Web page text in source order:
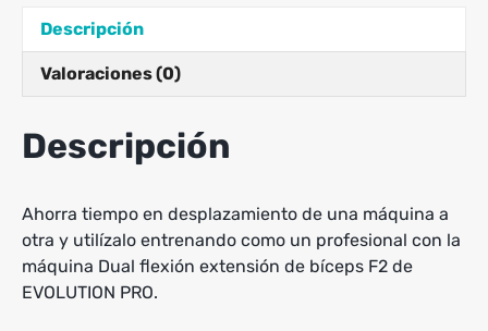
Descripción
Valoraciones (0)
Descripción
Ahorra tiempo en desplazamiento de una máquina a
otra y utilízalo entrenando como un profesional con la
máquina Dual flexión extensión de bíceps F2 de
EVOLUTION PRO.